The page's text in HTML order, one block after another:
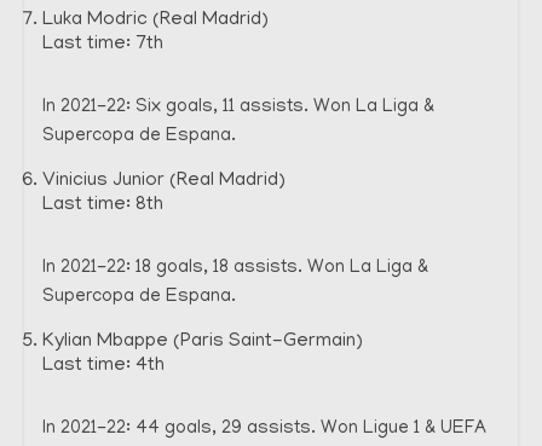
Luka Modric (Real Madrid)
Last time: 7th
In 2021-22: Six goals, 11 assists. Won La Liga &
Supercopa de Espana.
Vinicius Junior (Real Madrid)
Last time: 8th
In 2021-22: 18 goals, 18 assists. Won La Liga &
Supercopa de Espana.
Kylian Mbappe (Paris Saint-Germain)
Last time: 4th
In 2021-22: 44 goals, 29 assists. Won Ligue 1 & UEFA